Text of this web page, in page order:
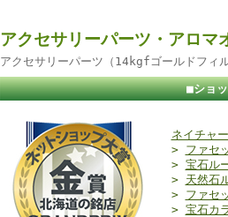
アクセサリーパーツ・アロマ
アクセサリーパーツ（14kgfゴールドフィ
■ショ
ネイチャ
> ファセ
> 宝石ル
> 天然石
> ファセ
> 宝石カ